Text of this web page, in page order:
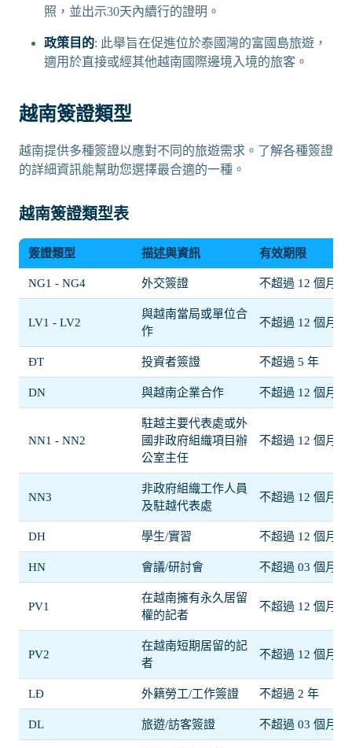
照，並出示30天內續行的證明。
政策目的: 此舉旨在促進位於泰國灣的富國島旅遊，
適用於直接或經其他越南國際邊境入境的旅客。
越南簽證類型
越南提供多種簽證以應對不同的旅遊需求。了解各種簽證
的詳細資訊能幫助您選擇最合適的一種。
越南簽證類型表
簽證類型 描述與資訊 有效期限
NG1 - NG4 外交簽證 不超過 12 個月
LV1 - LV2
與越南當局或單位合
作
不超過 12 個月
ĐT 投資者簽證 不超過 5 年
DN 與越南企業合作 不超過 12 個月
NN1 - NN2
駐越主要代表處或外
國非政府組織項目辦
公室主任
不超過 12 個月
NN3
非政府組織工作人員
及駐越代表處
不超過 12 個月
DH 學生/實習 不超過 12 個月
HN 會議/研討會 不超過 03 個月
PV1
在越南擁有永久居留
權的記者
不超過 12 個月
PV2
在越南短期居留的記
者
不超過 12 個月
LĐ 外籍勞工/工作簽證 不超過 2 年
DL 旅遊/訪客簽證 不超過 03 個月